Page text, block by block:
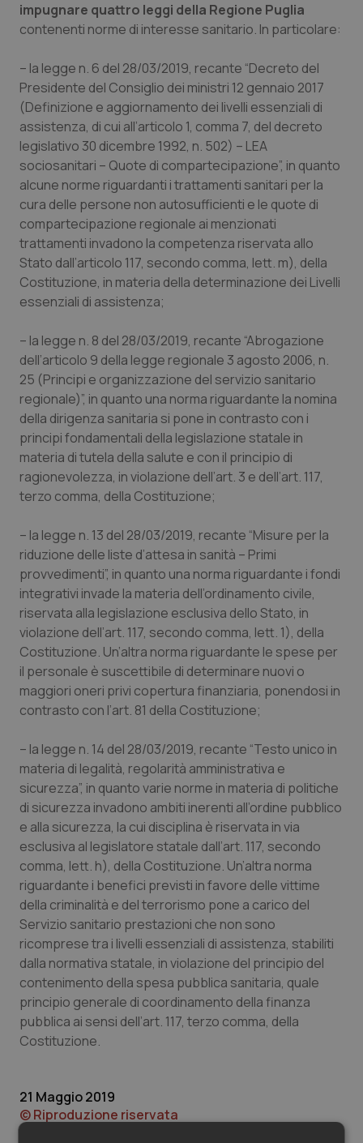
Basilicata
Calabria
Campania
Emilia-Romagna
Friuli Venezia Giulia
Lazio
Liguria
Marche
Molise
Piemonte
Provincia Autonoma di Bolzano
Provincia Autonoma di Trento
Puglia
Sardegna
Sicilia
Toscana
Valle D’Aosta
Veneto
Artrite & artrosi
Asma & BPCO
Car-T
Colesterolo & coronaropatie
Dermatite Atopica
Diabete & glucometri
Disturbi dell’umore
Donna & Salute
Epatiti
HIV
Infezioni & Febbre
Ipertensione & Scompenso
Malattie rare
Malattia di Crohn & Rettocolite Ulcerosa
Neuroscienze & patologie neurodegenerative
Obesità
Oftalmologia
Oncodermatologia
Oncoematologia
Oncologia & Nutrizione
Psoriasi & pelle
Quotidiano Cardiologia
Quotidiano Chirurgia
Quotidiano Oncologia
Rene & patologie urogenitali
QS Club Newsletter
impugnare quattro leggi della Regione Puglia
contenenti norme di interesse sanitario. In particolare:
– la legge n. 6 del 28/03/2019, recante “Decreto del
Presidente del Consiglio dei ministri 12 gennaio 2017
(Definizione e aggiornamento dei livelli essenziali di
assistenza, di cui all’articolo 1, comma 7, del decreto
legislativo 30 dicembre 1992, n. 502) – LEA
sociosanitari – Quote di compartecipazione”, in quanto
alcune norme riguardanti i trattamenti sanitari per la
cura delle persone non autosufficienti e le quote di
compartecipazione regionale ai menzionati
trattamenti invadono la competenza riservata allo
Stato dall’articolo 117, secondo comma, lett. m), della
Costituzione, in materia della determinazione dei Livelli
essenziali di assistenza;
– la legge n. 8 del 28/03/2019, recante “Abrogazione
dell’articolo 9 della legge regionale 3 agosto 2006, n.
25 (Principi e organizzazione del servizio sanitario
regionale)”, in quanto una norma riguardante la nomina
della dirigenza sanitaria si pone in contrasto con i
principi fondamentali della legislazione statale in
materia di tutela della salute e con il principio di
ragionevolezza, in violazione dell’art. 3 e dell’art. 117,
terzo comma, della Costituzione;
– la legge n. 13 del 28/03/2019, recante “Misure per la
riduzione delle liste d’attesa in sanità – Primi
provvedimenti”, in quanto una norma riguardante i fondi
integrativi invade la materia dell’ordinamento civile,
riservata alla legislazione esclusiva dello Stato, in
violazione dell’art. 117, secondo comma, lett. 1), della
Costituzione. Un’altra norma riguardante le spese per
il personale è suscettibile di determinare nuovi o
maggiori oneri privi copertura finanziaria, ponendosi in
contrasto con l’art. 81 della Costituzione;
– la legge n. 14 del 28/03/2019, recante “Testo unico in
materia di legalità, regolarità amministrativa e
sicurezza”, in quanto varie norme in materia di politiche
di sicurezza invadono ambiti inerenti all’ordine pubblico
e alla sicurezza, la cui disciplina è riservata in via
esclusiva al legislatore statale dall’art. 117, secondo
comma, lett. h), della Costituzione. Un’altra norma
riguardante i benefici previsti in favore delle vittime
della criminalità e del terrorismo pone a carico del
Servizio sanitario prestazioni che non sono
ricomprese tra i livelli essenziali di assistenza, stabiliti
dalla normativa statale, in violazione del principio del
contenimento della spesa pubblica sanitaria, quale
principio generale di coordinamento della finanza
pubblica ai sensi dell’art. 117, terzo comma, della
Costituzione.
21 Maggio 2019
© Riproduzione riservata